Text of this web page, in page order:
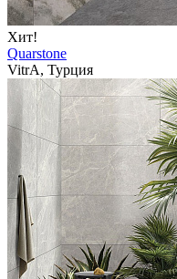
Хит!
Quarstone
VitrA, Турция